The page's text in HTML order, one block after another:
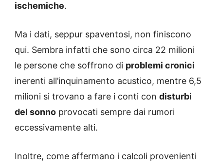
ischemiche.
Ma i dati, seppur spaventosi, non finiscono
qui. Sembra infatti che sono circa 22 milioni
le persone che soffrono di problemi cronici
inerenti all’inquinamento acustico, mentre 6,5
milioni si trovano a fare i conti con disturbi
del sonno provocati sempre dai rumori
eccessivamente alti.
Inoltre, come affermano i calcoli provenienti